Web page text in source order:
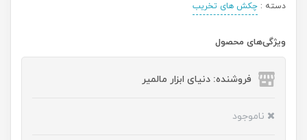
دسته : چکش های تخریب
ویژگی‌های محصول
فروشنده: دنیای ابزار مالمیر
ناموجود